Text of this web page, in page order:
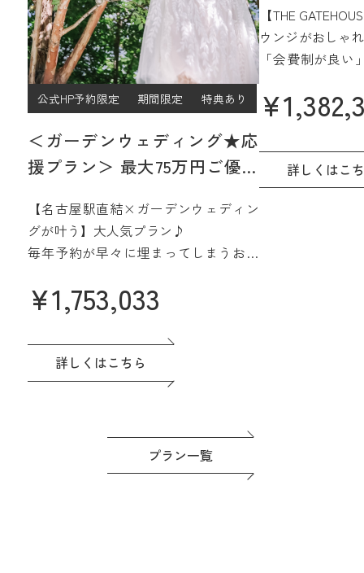
公式HP予約限定 期間限定 特典あり
＜ガーデンウェディング★応
援プラン＞ 最大75万円ご優待
【名古屋駅直結×ガーデンウェディン
グが叶う】大人気プラン♪
毎年予約が早々に埋まってしまうお得
名駅直結&緑あふれる貸切会場。名古
屋城も一望できる眺望も人気です♪高
評価の料理は一番のおもてなし。
ドレスなど贅沢な特典つき◎準備もゆ
っくり進めよう！
¥1,753,033
詳しくはこちら
【THE
ウンジがおしゃ
「会費制が良
過ごしたい」
そんなご希望
15階、名古屋を
間で実現☆
さらに魅力的に
¥
詳しくはこ
プラン一覧